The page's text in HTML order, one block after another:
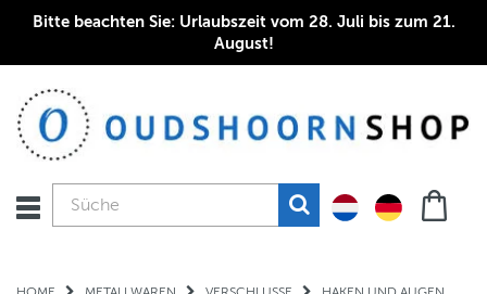
Bitte beachten Sie: Urlaubszeit vom 28. Juli bis zum 21.
August!